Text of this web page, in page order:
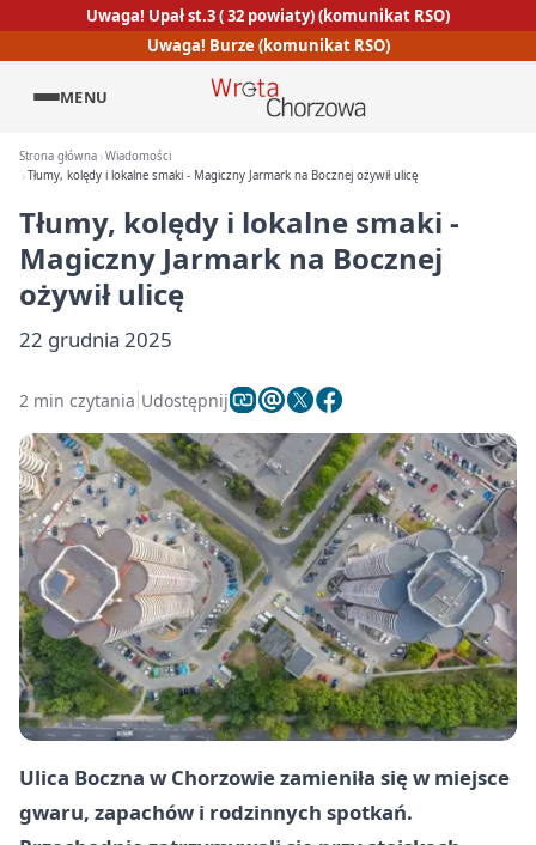
Uwaga! Upał st.3 ( 32 powiaty) (komunikat RSO)
Uwaga! Burze (komunikat RSO)
MENU
Strona główna Wiadomości
Tłumy, kolędy i lokalne smaki - Magiczny Jarmark na Bocznej ożywił ulicę
Tłumy, kolędy i lokalne smaki -
Magiczny Jarmark na Bocznej
ożywił ulicę
22 grudnia 2025
2 min czytania Udostępnij
Ulica Boczna w Chorzowie zamieniła się w miejsce
gwaru, zapachów i rodzinnych spotkań.